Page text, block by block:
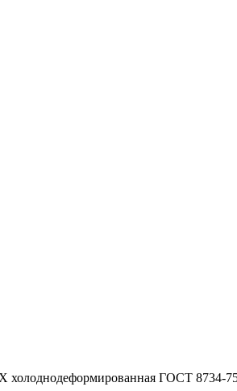
холоднодеформированная ГОСТ 8734-